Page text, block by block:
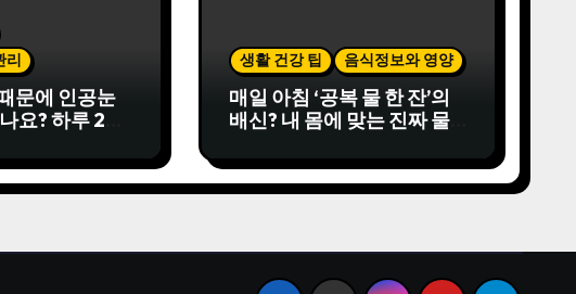
리
문에 인공눈
요? 하루 20
생활 건강 팁 음식정보와 영양
매일 아침 ‘공복 물 한 잔’의
배신? 내 몸에 맞는 진짜 물